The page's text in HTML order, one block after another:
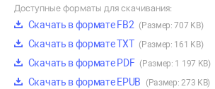
Доступные форматы для скачивания:
Скачать в формате FB2 (Размер: 707 KB)
Скачать в формате TXT (Размер: 161 KB)
Скачать в формате PDF (Размер: 1 197 KB)
Скачать в формате EPUB (Размер: 273 KB)